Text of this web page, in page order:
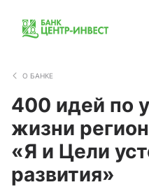
О БАНКЕ
400 идей по
жизни
«Я и Цели
развития»